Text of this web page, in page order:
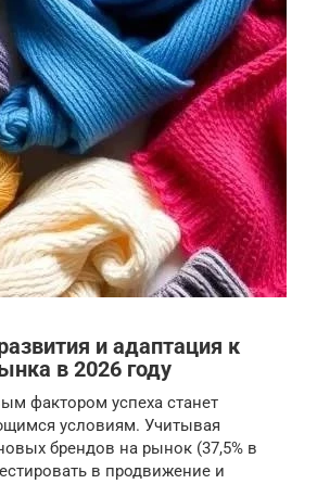
и адаптация к
в 2026 году
фактором успеха станет
условиям. Учитывая
брендов на рынок (37,5% в
в продвижение и